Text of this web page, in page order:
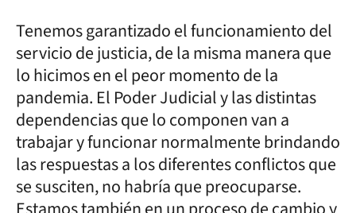
Tenemos garantizado el funcionamiento del
servicio de justicia, de la misma manera que
lo hicimos en el peor momento de la
pandemia. El Poder Judicial y las distintas
dependencias que lo componen van a
trabajar y funcionar normalmente brindando
las respuestas a los diferentes conflictos que
se susciten, no habría que preocuparse.